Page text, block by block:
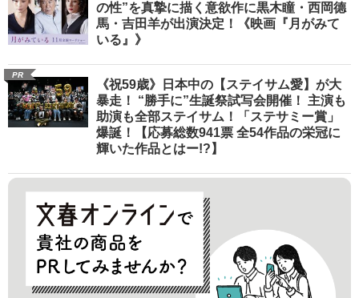
の性”を真摯に描く意欲作に黒木瞳・西岡德
馬・吉田羊が出演決定！《映画『月がみて
いる』》
PR
《祝59歳》日本中の【ステイサム愛】が大
暴走！ “勝手に”生誕祭試写会開催！ 主演も
助演も全部ステイサム！「ステサミー賞」
爆誕！【応募総数941票 全54作品の栄冠に
輝いた作品とはー!?】